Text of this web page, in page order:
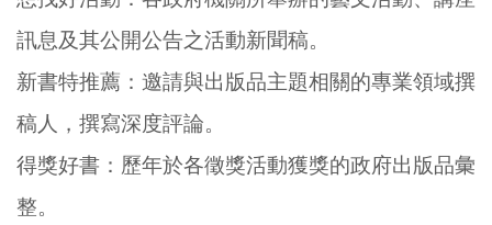
訊息及其公開公告之活動新聞稿。
新書特推薦：邀請與出版品主題相關的專業領域撰
稿人，撰寫深度評論。
得獎好書：歷年於各徵獎活動獲獎的政府出版品彙
整。